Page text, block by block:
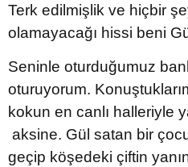
Terk edilmişlik ve hiçbir
olamayacağı hissi beni
Seninle oturduğumuz
oturuyorum.
kokun en canlı halleriyle
aksine. Gül satan bir
geçip köşedeki çiftin